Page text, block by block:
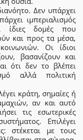
Δεν υπάρχει
ιμπεριαλισμός
ίδιες δομές που
και προς τα μέσα,
Οι ίδιοι
βασανίζουν και
ότι δεν το βλέπει
αλλά πολιτική
κράτη, σημαίες ή
αν και αυτό
τις εσωτερικές
Επιλέγει
στέκεται με τους